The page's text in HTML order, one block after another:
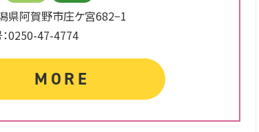
県阿賀野市庄ケ宮682−1
0250-47-4774
MORE